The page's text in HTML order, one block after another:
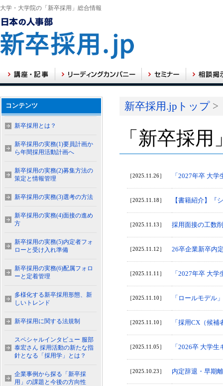
大学・大学院の「新卒採用」総合情報
新卒採用.jpトップ >
「新卒採
［2025.11.26］ 「2027年卒 大
［2025.11.18］ 【書籍紹介】『
［2025.11.13］ 採用面接の工数
［2025.11.12］ 26卒企業新卒内
［2025.11.11］ 「2027年卒 大
［2025.11.10］ 「ロールモデル
［2025.11.10］ 「採用CX（候
［2025.11.05］ 「2026卒 大学
［2025.10.23］ 内定辞退・早期
コンテンツ
新卒採用とは？
新卒採用の実務(1)要員計画か
ら年間採用活動計画へ
新卒採用の実務(2)募集方法の
策定と情報管理
新卒採用の実務(3)選考の方法
新卒採用の実務(4)面接の進め
方
新卒採用の実務(5)内定者フォ
ローと受け入れ準備
新卒採用の実務(6)配属フォロ
ーと定着管理
多様化する新卒採用形態、新
しいトレンド
新卒採用に関する法規制
スペシャルインタビュー 服部
泰宏さん 採用活動の新たな指
針となる「採用学」とは？
企業事例から探る「新卒採
用」の課題と今後の方向性